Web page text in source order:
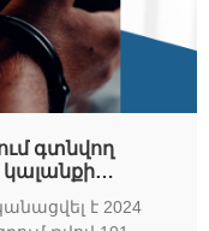
գտնվող
կալանքի
է 2024